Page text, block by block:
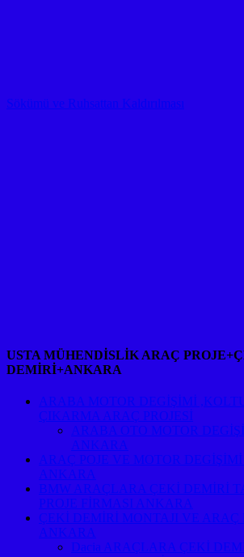
Sökümü ve Ruhsattan Kaldırılması
USTA MÜHENDİSLİK ARAÇ
DEMİRİ+ANKARA
ARABA MOTOR DEGİŞİMİ
ÇIKARMA ARAÇ PROJESİ
ARABA OTO MOTOR
ANKARA
ARAÇ POJE VE MOTOR
ANKARA
BMW ARAÇLARA ÇEKİ DEMİRİ
PROJE FİRMASI ANKARA
ÇEKİ DEMİRİ MONTAJI VE ARAÇ
ANKARA
Dacia ARAÇLARA ÇEKİ